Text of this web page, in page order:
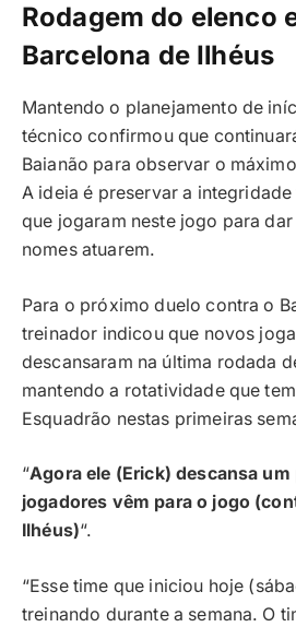
Rodagem do elenco
Barcelona de Ilhéus
Mantendo o planejamento de
técnico confirmou que
Baianão para observar o
A ideia é preservar a
que jogaram neste jogo para
nomes atuarem.
Para o próximo duelo contra o
treinador indicou que novos
descansaram na última rodada
mantendo a rotatividade que
Esquadrão nestas primeiras
“Agora ele (Erick) descansa
jogadores vêm para o jogo
Ilhéus)“.
“Esse time que iniciou hoje
treinando durante a semana. O